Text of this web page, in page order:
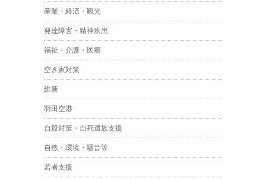
産業・経済・観光
発達障害・精神疾患
福祉・介護・医療
空き家対策
維新
羽田空港
自殺対策・自死遺族支援
自然・環境・騒音等
若者支援